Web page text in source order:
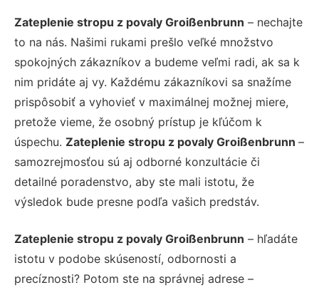
Zateplenie stropu z povaly Groißenbrunn – nechajte
to na nás. Našimi rukami prešlo veľké množstvo
spokojných zákazníkov a budeme veľmi radi, ak sa k
nim pridáte aj vy. Každému zákazníkovi sa snažíme
prispôsobiť a vyhovieť v maximálnej možnej miere,
pretože vieme, že osobný prístup je kľúčom k
úspechu. Zateplenie stropu z povaly Groißenbrunn –
samozrejmosťou sú aj odborné konzultácie či
detailné poradenstvo, aby ste mali istotu, že
výsledok bude presne podľa vašich predstáv.
Zateplenie stropu z povaly Groißenbrunn – hľadáte
istotu v podobe skúseností, odbornosti a
precíznosti? Potom ste na správnej adrese –